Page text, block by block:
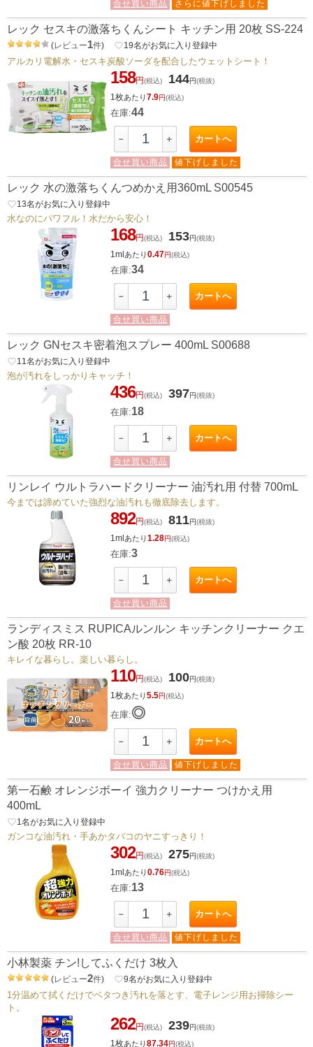
合せ買い商品 さらに値下げしました
レック セスキの激落ちくんシート キッチン用 20枚 SS-224
(レビュー1件) favorite_border19名がお気に入り登録中
アルカリ電解水・セスキ炭酸ソーダを配合したウェットシート！
158円(税込) 144円(税抜)
1枚あたり7.9円(税込)
在庫:44
－ ＋ カートへ
合せ買い商品 値下げしました
レック 水の激落ちくんつめかえ用360mL S00545
favorite_border13名がお気に入り登録中
水なのにパワフル！水だから安心！
168円(税込) 153円(税抜)
1mlあたり0.47円(税込)
在庫:34
－ ＋ カートへ
合せ買い商品
レック GNセスキ密着泡スプレー 400mL S00688
favorite_border11 名がお気に入り登録中
泡が汚れをしっかりキャッチ！
436円(税込) 397円(税抜)
在庫:18
－ ＋ カートへ
合せ買い商品
リンレイ ウルトラハードクリーナー 油汚れ用 付替 700mL
今までは諦めていた強烈な油汚れも徹底除去します。
892円(税込) 811円(税抜)
1mlあたり1.28円(税込)
在庫:3
－ ＋ カートへ
合せ買い商品
ランディスミス RUPICAルンルン キッチンクリーナー クエ
ン酸 20枚 RR-10
キレイな暮らし。楽しい暮らし。
110円(税込) 100円(税抜)
1枚あたり5.5円(税込)
在庫:◎
－ ＋ カートへ
合せ買い商品 値下げしました
第一石鹸 オレンジボーイ 強力クリーナー つけかえ用
400mL
favorite_border1 名がお気に入り登録中
ガンコな油汚れ・手あかタバコのヤニすっきり！
302円(税込) 275円(税抜)
1mlあたり0.76円(税込)
在庫:13
－ ＋ カートへ
合せ買い商品 値下げしました
小林製薬 チン!してふくだけ 3枚入
(レビュー2件) favorite_border9名がお気に入り登録中
1分温めて拭くだけでベタつき汚れを落とす、電子レンジ用お掃除シー
ト。
262円(税込) 239円(税抜)
1枚あたり87.34円(税込)